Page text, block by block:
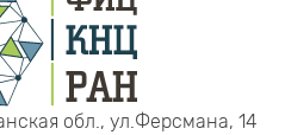
обл., ул.Ферсмана, 14